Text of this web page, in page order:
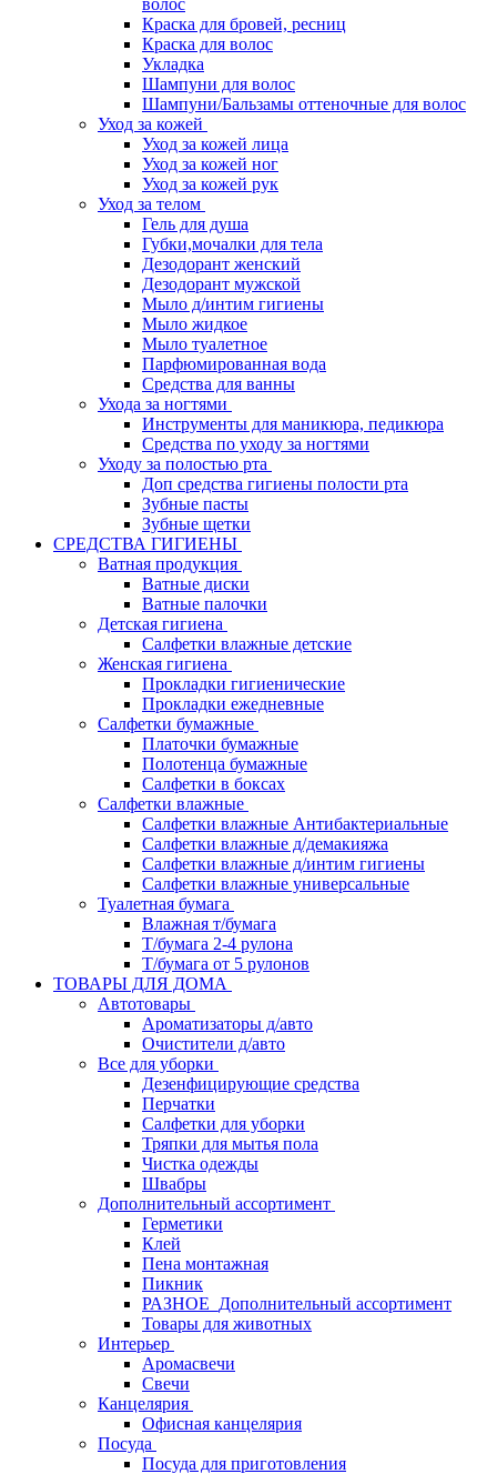
волос
Краска для бровей, ресниц
Краска для волос
Укладка
Шампуни для волос
Шампуни/Бальзамы оттеночные для волос
Уход за кожей
Уход за кожей лица
Уход за кожей ног
Уход за кожей рук
Уход за телом
Гель для душа
Губки,мочалки для тела
Дезодорант женский
Дезодорант мужской
Мыло д/интим гигиены
Мыло жидкое
Мыло туалетное
Парфюмированная вода
Средства для ванны
Ухода за ногтями
Инструменты для маникюра, педикюра
Средства по уходу за ногтями
Уходу за полостью рта
Доп средства гигиены полости рта
Зубные пасты
Зубные щетки
СРЕДСТВА ГИГИЕНЫ
Ватная продукция
Ватные диски
Ватные палочки
Детская гигиена
Салфетки влажные детские
Женская гигиена
Прокладки гигиенические
Прокладки ежедневные
Салфетки бумажные
Платочки бумажные
Полотенца бумажные
Салфетки в боксах
Салфетки влажные
Салфетки влажные Антибактериальные
Салфетки влажные д/демакияжа
Салфетки влажные д/интим гигиены
Салфетки влажные универсальные
Туалетная бумага
Влажная т/бумага
Т/бумага 2-4 рулона
Т/бумага от 5 рулонов
ТОВАРЫ ДЛЯ ДОМА
Автотовары
Ароматизаторы д/авто
Очистители д/авто
Все для уборки
Дезенфицирующие средства
Перчатки
Салфетки для уборки
Тряпки для мытья пола
Чистка одежды
Швабры
Дополнительный ассортимент
Герметики
Клей
Пена монтажная
Пикник
РАЗНОЕ_Дополнительный ассортимент
Товары для животных
Интерьер
Аромасвечи
Свечи
Канцелярия
Офисная канцелярия
Посуда
Посуда для приготовления